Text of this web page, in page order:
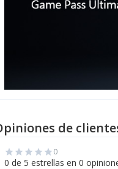
de
star star star star star0
0 de 5 estrellas en 0